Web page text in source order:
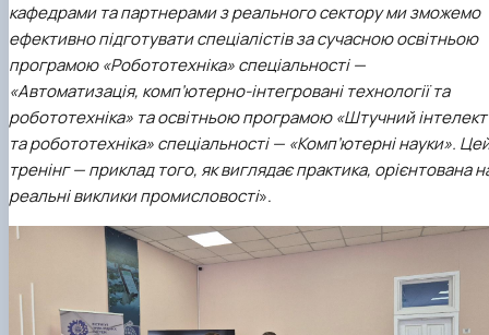
кафедрами та партнерами з реального сектору ми зможемо
ефективно підготувати спеціалістів за сучасною освітньою
програмою «Робототехніка» спеціальності —
«Автоматизація, комп’ютерно-інтегровані технології та
робототехніка» та освітньою програмою «Штучний інтелект
та робототехніка» спеціальності — «Комп’ютерні науки».
тренінг — приклад того, як виглядає практика, орієнтована
реальні виклики промисловості».